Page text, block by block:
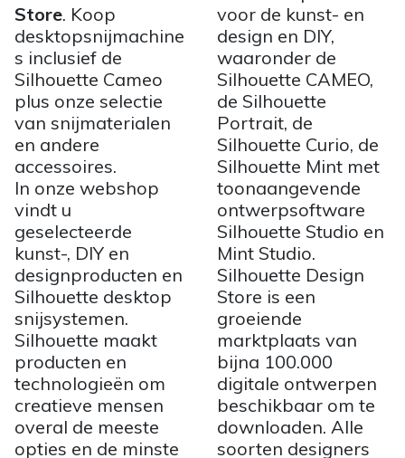
Store. Koop
desktopsnijmachine
s inclusief de
Silhouette Cameo
plus onze selectie
van snijmaterialen
en andere
accessoires.
In onze webshop
vindt u
geselecteerde
kunst-, DIY en
designproducten en
Silhouette desktop
snijsystemen.
Silhouette maakt
producten en
technologieën om
creatieve mensen
overal de meeste
opties en de minste
voor de kunst- en
design en DIY,
waaronder de
Silhouette CAMEO,
de Silhouette
Portrait, de
Silhouette Curio, de
Silhouette Mint met
toonaangevende
ontwerpsoftware
Silhouette Studio en
Mint Studio.
Silhouette Design
Store is een
groeiende
marktplaats van
bijna 100.000
digitale ontwerpen
beschikbaar om te
downloaden. Alle
soorten designers